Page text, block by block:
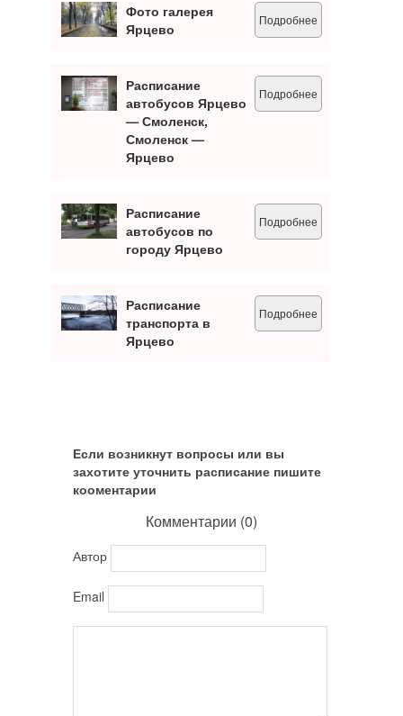
Фото галерея
Ярцево
Подробнее
Расписание
автобусов Ярцево
— Смоленск,
Смоленск —
Ярцево
Подробнее
Расписание
автобусов по
городу Ярцево
Подробнее
Расписание
транспорта в
Ярцево
Подробнее
Если возникнут вопросы или вы
захотите уточнить расписание пишите
кооментарии
Комментарии (0)
Автор
Email